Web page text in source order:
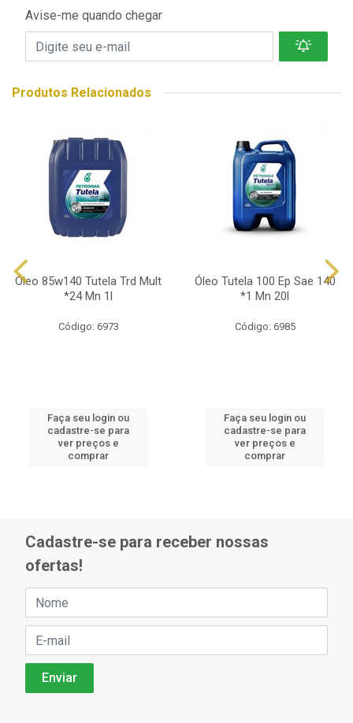
Avise-me quando chegar
Produtos Relacionados
Óleo 85w140 Tutela Trd Mult
*24 Mn 1l
Código: 6973
Faça seu login ou
cadastre-se para
ver preços e
comprar
Óleo Tutela 100 Ep Sae 140
*1 Mn 20l
Código: 6985
Faça seu login ou
cadastre-se para
ver preços e
comprar
Cadastre-se para receber nossas
ofertas!